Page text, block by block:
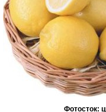
Фотосток: